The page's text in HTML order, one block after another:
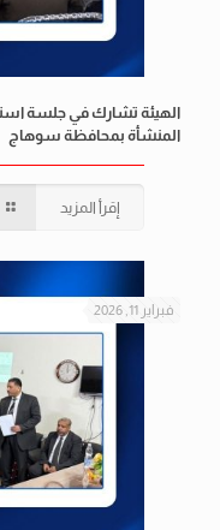
الهيئة تشارك في جلسة
المنشأة بمحافظة سوهاج
إقرأ المزيد
فبراير 11, 2026